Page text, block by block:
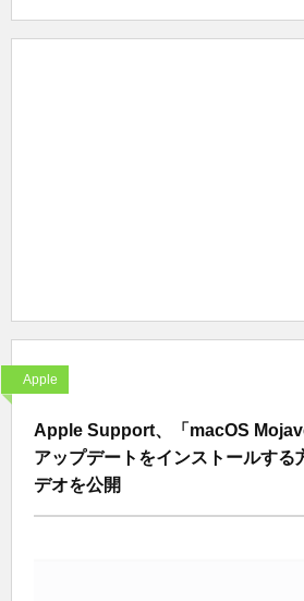
Apple
Apple Support、「macOS
アップデートをインストールする
デオを公開